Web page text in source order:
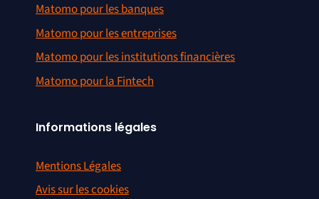
Matomo pour les banques
Matomo pour les entreprises
Matomo pour les institutions financières
Matomo pour la Fintech
Informations légales
Mentions Légales
Avis sur les cookies